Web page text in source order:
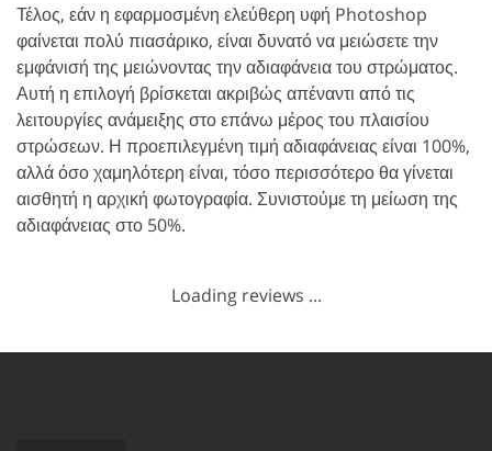
Τέλος, εάν η εφαρμοσμένη ελεύθερη υφή Photoshop
φαίνεται πολύ πιασάρικο, είναι δυνατό να μειώσετε την
εμφάνισή της μειώνοντας την αδιαφάνεια του στρώματος.
Αυτή η επιλογή βρίσκεται ακριβώς απέναντι από τις
λειτουργίες ανάμειξης στο επάνω μέρος του πλαισίου
στρώσεων. Η προεπιλεγμένη τιμή αδιαφάνειας είναι 100%,
αλλά όσο χαμηλότερη είναι, τόσο περισσότερο θα γίνεται
αισθητή η αρχική φωτογραφία. Συνιστούμε τη μείωση της
αδιαφάνειας στο 50%.
Loading reviews ...